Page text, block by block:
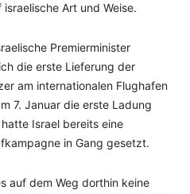
Art und Weise.
Premierminister
die erste Lieferung der
am internationalen Flughafen
7. Januar die erste Ladung
Israel bereits eine
in Gang gesetzt.
auf dem Weg dorthin keine